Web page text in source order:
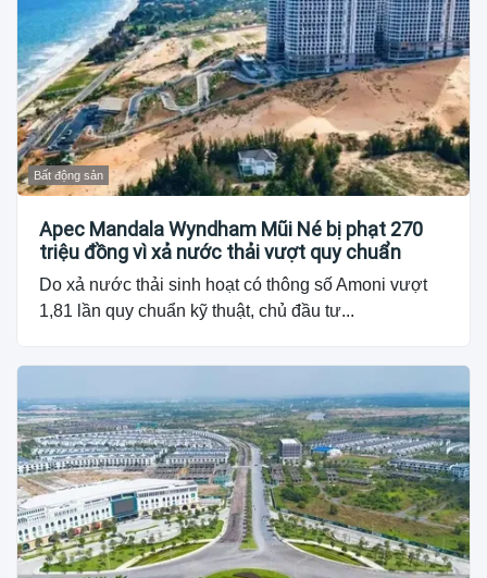
Bất động sản
Apec Mandala Wyndham Mũi Né bị phạt 270
triệu đồng vì xả nước thải vượt quy chuẩn
Do xả nước thải sinh hoạt có thông số Amoni vượt
1,81 lần quy chuẩn kỹ thuật, chủ đầu tư...